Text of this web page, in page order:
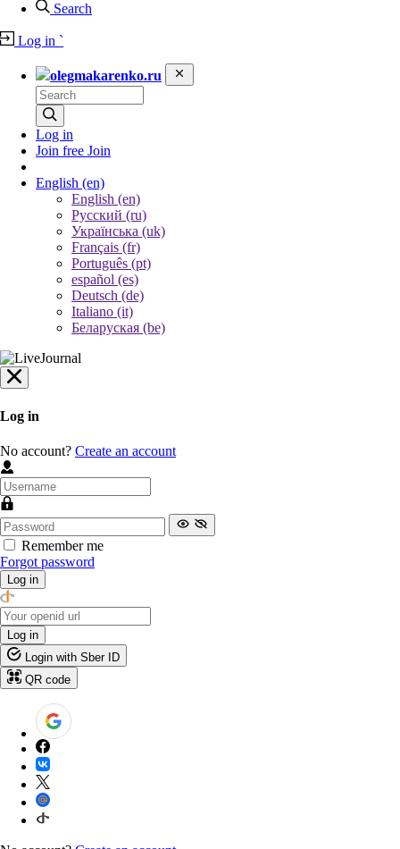
Search
Log in `
olegmakarenko.ru
Log in
Join free Join
English (en)
English (en)
Русский (ru)
Українська (uk)
Français (fr)
Português (pt)
español (es)
Deutsch (de)
Italiano (it)
Беларуская (be)
Log in
No account? Create an account
Remember me
Forgot password
Log in
Log in
Login with Sber ID
QR code